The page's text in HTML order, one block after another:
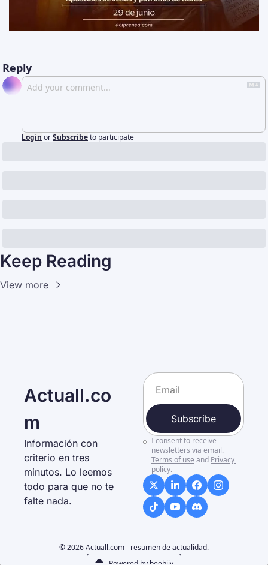
Reply
Login orSubscribeto participate
Keep Reading
View more
Actuall.co
m
Información con
criterio en tres
minutos. Lo leemos
todo para que no te
falte nada.
Subscribe
I consent to receive
newsletters via email.
Terms of use and Privacy
policy.
© 2026 Actuall.com - resumen de actualidad.